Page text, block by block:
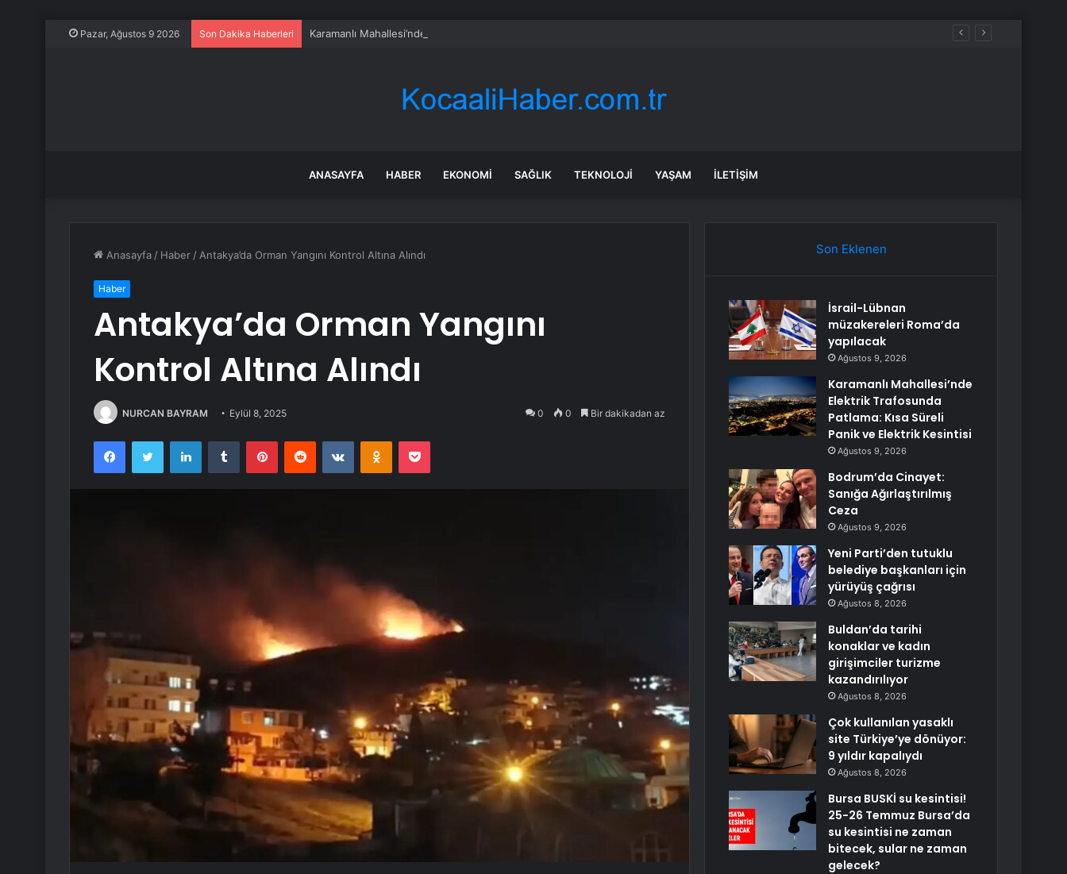
Pazar, Ağustos 9 2026 Son Dakika Haberleri Karamanlı Mahallesi’nde Elektrik Trafosunda Patlama: Kısa Süreli Panik ve Elektrik Kesintisi
ANASAYFA HABER EKONOMI SAĞLIK TEKNOLOJI YAŞAM İLETIŞIM
Anasayfa / Haber / Antakya’da Orman Yangını Kontrol Altına Alındı
Haber
Antakya’da Orman Yangını
Kontrol Altına Alındı
NURCAN BAYRAM Eylül 8, 2025 0 0 Bir dakikadan az
FacebookTwitter LinkedInTumblr PinterestReddit VKontakteOdnoklassniki
Pocket
Son Eklenen
İsrail-Lübnan
müzakereleri Roma’da
yapılacak
Ağustos 9, 2026
Karamanlı Mahallesi’nde
Elektrik Trafosunda
Patlama: Kısa Süreli
Panik ve Elektrik Kesintisi
Ağustos 9, 2026
Bodrum’da Cinayet:
Sanığa Ağırlaştırılmış
Ceza
Ağustos 9, 2026
Yeni Parti’den tutuklu
belediye başkanları için
yürüyüş çağrısı
Ağustos 8, 2026
Buldan’da tarihi
konaklar ve kadın
girişimciler turizme
kazandırılıyor
Ağustos 8, 2026
Çok kullanılan yasaklı
site Türkiye’ye dönüyor:
9 yıldır kapalıydı
Ağustos 8, 2026
Bursa BUSKİ su kesintisi!
25-26 Temmuz Bursa’da
su kesintisi ne zaman
bitecek, sular ne zaman
gelecek?